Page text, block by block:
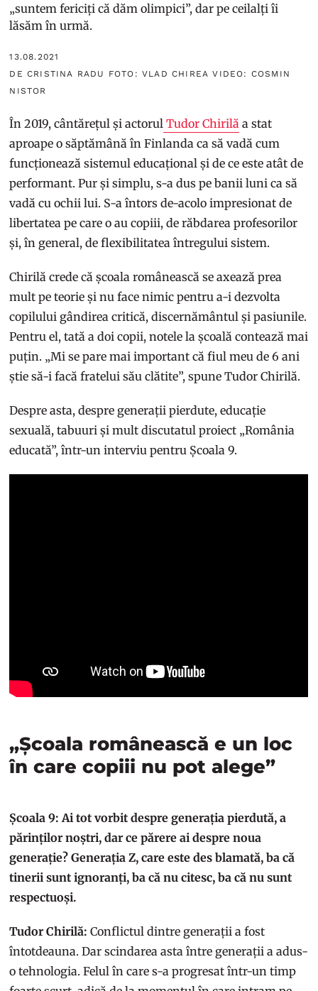
„suntem fericiți că dăm olimpici”, dar pe ceilalți îi
lăsăm în urmă.
13.08.2021
DE CRISTINA RADU FOTO: VLAD CHIREA VIDEO: COSMIN
NISTOR
În 2019, cântărețul și actorul Tudor Chirilă a stat
aproape o săptămână în Finlanda ca să vadă cum
funcționează sistemul educațional și de ce este atât de
performant. Pur și simplu, s-a dus pe banii luni ca să
vadă cu ochii lui. S-a întors de-acolo impresionat de
libertatea pe care o au copiii, de răbdarea profesorilor
și, în general, de flexibilitatea întregului sistem.
Chirilă crede că școala românească se axează prea
mult pe teorie și nu face nimic pentru a-i dezvolta
copilului gândirea critică, discernământul și pasiunile.
Pentru el, tată a doi copii, notele la școală contează mai
puțin. „Mi se pare mai important că fiul meu de 6 ani
știe să-i facă fratelui său clătite”, spune Tudor Chirilă.
Despre asta, despre generații pierdute, educație
sexuală, tabuuri și mult discutatul proiect „România
educată”, într-un interviu pentru Școala 9.
„Școala românească e un loc
în care copiii nu pot alege”
Școala 9: Ai tot vorbit despre generația pierdută, a
părinților noștri, dar ce părere ai despre noua
generație? Generația Z, care este des blamată, ba că
tinerii sunt ignoranți, ba că nu citesc, ba că nu sunt
respectuoși.
Tudor Chirilă: Conflictul dintre generații a fost
întotdeauna. Dar scindarea asta între generații a adus-
o tehnologia. Felul în care s-a progresat într-un timp